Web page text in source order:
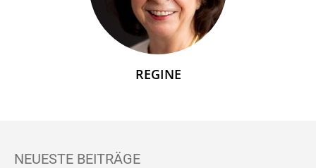
REGINE
NEUESTE BEITRÄGE